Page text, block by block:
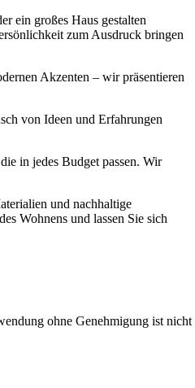
ein großes Haus gestalten
zum Ausdruck bringen
Akzenten – wir präsentieren
von Ideen und Erfahrungen
in jedes Budget passen. Wir
und nachhaltige
Wohnens und lassen Sie sich
ohne Genehmigung ist nicht